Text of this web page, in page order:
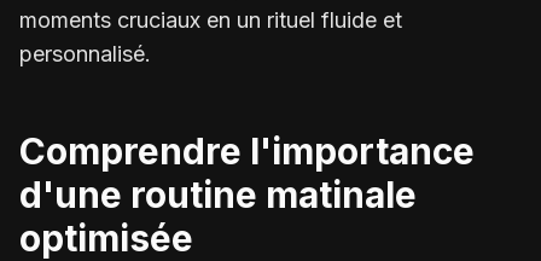
moments cruciaux en un rituel fluide et
personnalisé.
Comprendre l'importance
d'une routine matinale
optimisée